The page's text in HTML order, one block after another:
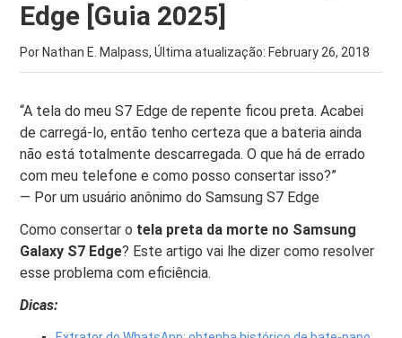
Edge [Guia 2025]
Por Nathan E. Malpass, Última atualização: February 26, 2018
“A tela do meu S7 Edge de repente ficou preta. Acabei
de carregá-lo, então tenho certeza que a bateria ainda
não está totalmente descarregada. O que há de errado
com meu telefone e como posso consertar isso?”
— Por um usuário anônimo do Samsung S7 Edge
Como consertar o tela preta da morte no Samsung
Galaxy S7 Edge? Este artigo vai lhe dizer como resolver
esse problema com eficiência.
Dicas: